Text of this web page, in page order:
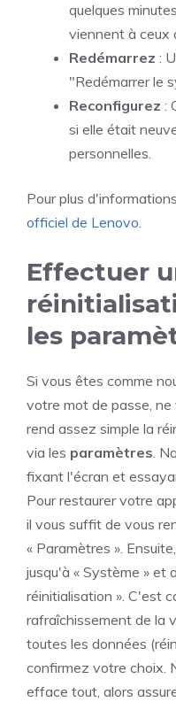
quelques
viennent à ceux
Redémarrez :
"Redémarrer le
Reconfigurez :
si elle était
personnelles.
Pour plus
officiel de Lenovo.
Effectuer
les
Si vous êtes comme
votre mot de passe,
rend assez simple la
via les paramètres.
fixant l'écran et
Pour restaurer votre
il vous suffit de vous
« Paramètres ».
jusqu'à « Système » et
réinitialisation ». C'est
rafraîchissement de la
toutes les données
confirmez votre choix.
efface tout, alors